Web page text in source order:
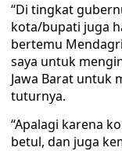
“Di tingkat
kota/bupati juga
bertemu
saya untuk
Jawa Barat untuk
tuturnya.
“Apalagi karena
betul, dan juga